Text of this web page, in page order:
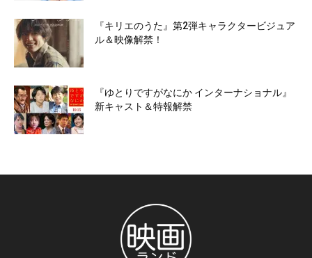
『キリエのうた』第2弾キャラクタービジュア
ル＆映像解禁！
『ゆとりですがなにか インターナショナル』
新キャスト＆特報解禁